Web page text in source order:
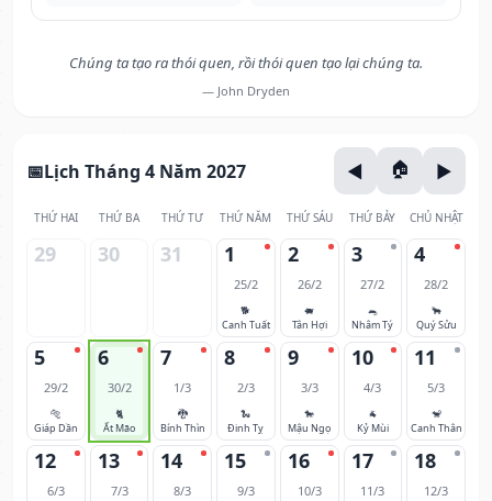
Chúng ta tạo ra thói quen, rồi thói quen tạo lại chúng ta.
— John Dryden
Lịch Tháng 4 Năm 2027
THỨ HAI THỨ BA THỨ TƯ THỨ NĂM THỨ SÁU THỨ BẢY CHỦ NHẬT
29 30 31 1
25/2
🐕
Canh Tuất
2
26/2
🐖
Tân Hợi
3
27/2
🐀
Nhâm Tý
4
28/2
🐂
Quý Sửu
5
29/2
🐅
Giáp Dần
6
30/2
🐈
Ất Mão
7
1/3
🐉
Bính Thìn
8
2/3
🐍
Đinh Tỵ
9
3/3
🐎
Mậu Ngọ
10
4/3
🐐
Kỷ Mùi
11
5/3
🐒
Canh Thân
12
6/3
13
7/3
14
8/3
15
9/3
16
10/3
17
11/3
18
12/3